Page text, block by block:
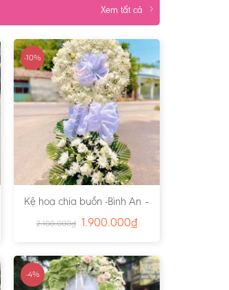
Xem tất cả
-10%
Kệ hoa chia buồn -Bình An –
2.100.000₫ 1.900.000₫
-4%